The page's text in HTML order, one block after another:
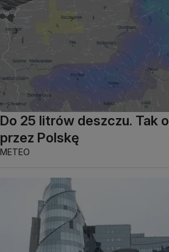
Do 25 litrów deszczu. Tak
przez Polskę
METEO